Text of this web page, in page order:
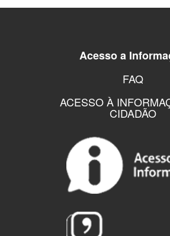
Acesso a
FAQ
ACESSO À
CIDADÃO